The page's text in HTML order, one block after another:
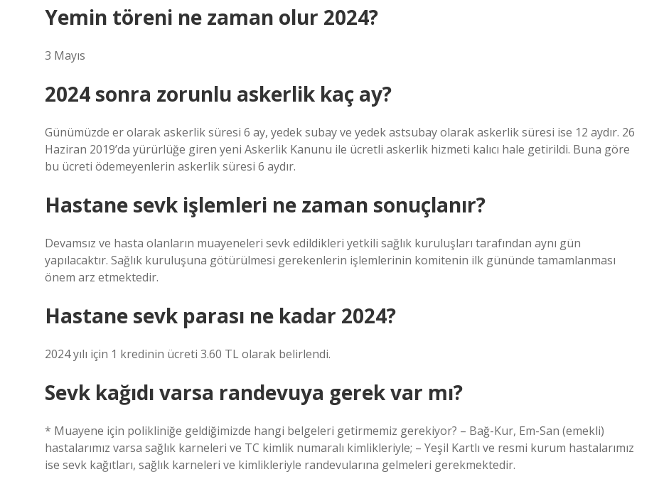
Yemin töreni ne zaman olur 2024?
3 Mayıs
2024 sonra zorunlu askerlik kaç ay?
Günümüzde er olarak askerlik süresi 6 ay, yedek subay ve yedek astsubay olarak askerlik süresi ise 12 aydır. 26
Haziran 2019’da yürürlüğe giren yeni Askerlik Kanunu ile ücretli askerlik hizmeti kalıcı hale getirildi. Buna göre
bu ücreti ödemeyenlerin askerlik süresi 6 aydır.
Hastane sevk işlemleri ne zaman sonuçlanır?
Devamsız ve hasta olanların muayeneleri sevk edildikleri yetkili sağlık kuruluşları tarafından aynı gün
yapılacaktır. Sağlık kuruluşuna götürülmesi gerekenlerin işlemlerinin komitenin ilk gününde tamamlanması
önem arz etmektedir.
Hastane sevk parası ne kadar 2024?
2024 yılı için 1 kredinin ücreti 3.60 TL olarak belirlendi.
Sevk kağıdı varsa randevuya gerek var mı?
* Muayene için polikliniğe geldiğimizde hangi belgeleri getirmemiz gerekiyor? – Bağ-Kur, Em-San (emekli)
hastalarımız varsa sağlık karneleri ve TC kimlik numaralı kimlikleriyle; – Yeşil Kartlı ve resmi kurum hastalarımız
ise sevk kağıtları, sağlık karneleri ve kimlikleriyle randevularına gelmeleri gerekmektedir.